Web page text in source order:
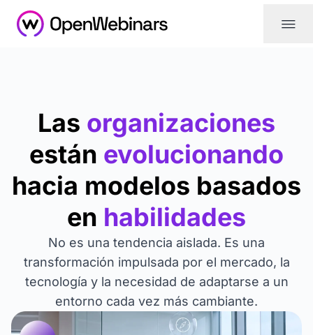
|||
Las organizaciones
están evolucionando
hacia modelos basados
en habilidades
No es una tendencia aislada. Es una
transformación impulsada por el mercado, la
tecnología y la necesidad de adaptarse a un
entorno cada vez más cambiante.